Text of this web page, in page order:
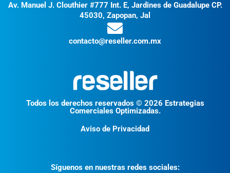
Av. Manuel J. Clouthier #777 Int. E, Jardines de Guadalupe CP.
45030, Zapopan, Jal
contacto@reseller.com.mx
Todos los derechos reservados © 2026 Estrategias
Comerciales Optimizadas.
Aviso de Privacidad
Síguenos en nuestras redes sociales: